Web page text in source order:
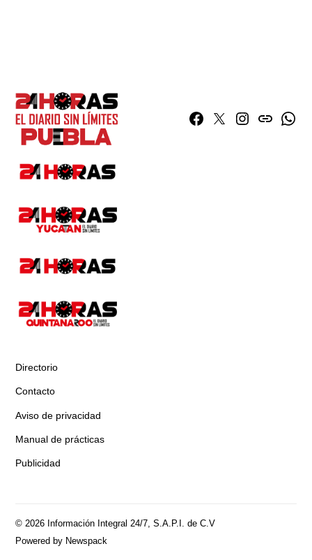
Facebook
TwitterInstagram
issuu
Directorio
Contacto
Aviso de privacidad
Manual de prácticas
Publicidad
© 2026 Información Integral 24/7, S.A.P.I. de C.V
Powered by Newspack